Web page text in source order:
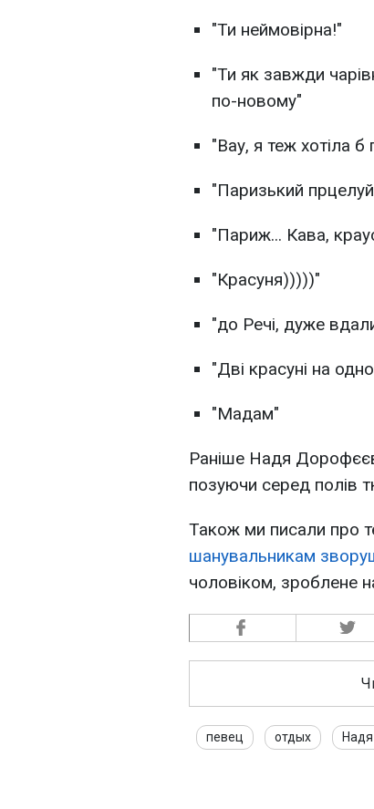
"Ти неймовірна!"
"Ти як завжди
по-новому"
"Вау, я теж хотіла б
"Паризький
"Париж... Кава,
"Красуня)))))"
"до Речі, дуже
"Дві красуні на
"Мадам"
Раніше Надя
позуючи серед полів
Також ми писали про
шанувальникам
чоловіком, зроблене
певец отдых